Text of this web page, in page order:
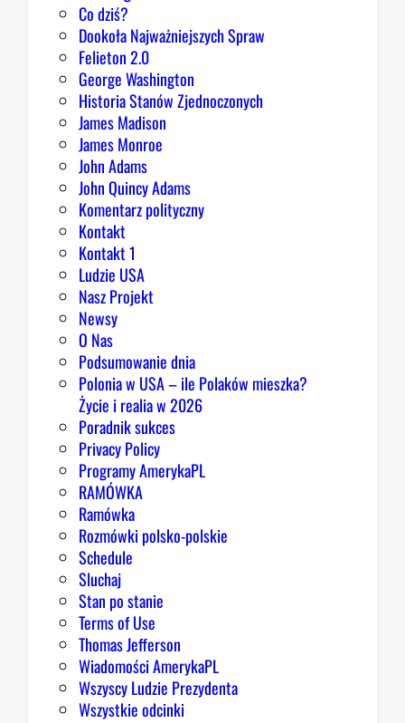
Co dziś?
Dookoła Najważniejszych Spraw
Felieton 2.0
George Washington
Historia Stanów Zjednoczonych
James Madison
James Monroe
John Adams
John Quincy Adams
Komentarz polityczny
Kontakt
Kontakt 1
Ludzie USA
Nasz Projekt
Newsy
O Nas
Podsumowanie dnia
Polonia w USA – ile Polaków mieszka?
Życie i realia w 2026
Poradnik sukces
Privacy Policy
Programy AmerykaPL
RAMÓWKA
Ramówka
Rozmówki polsko-polskie
Schedule
Sluchaj
Stan po stanie
Terms of Use
Thomas Jefferson
Wiadomości AmerykaPL
Wszyscy Ludzie Prezydenta
Wszystkie odcinki